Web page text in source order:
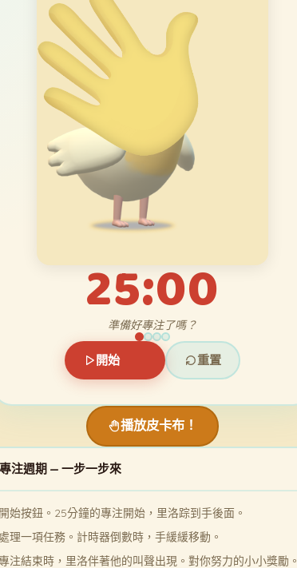
25:00
準備好專注了嗎？
開始 重置
播放皮卡布！
注週期 — 一步一步來
始按鈕。25分鐘的專注開始，里洛踪到手後面。
理一項任務。計時器倒數時，手緩緩移動。
注結束時，里洛伴著他的叫聲出現。對你努力的小小獎勵。